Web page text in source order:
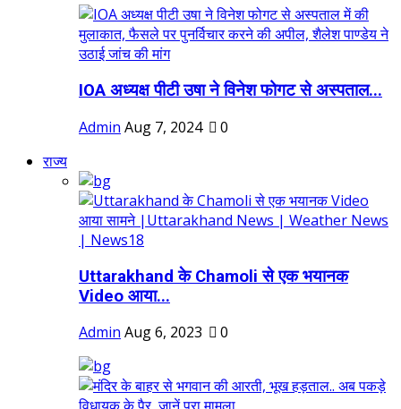
IOA अध्यक्ष पीटी उषा ने विनेश फोगट से अस्पताल...
Admin Aug 7, 2024
0
राज्य
Uttarakhand के Chamoli से एक भयानक
Video आया...
Admin Aug 6, 2023 0